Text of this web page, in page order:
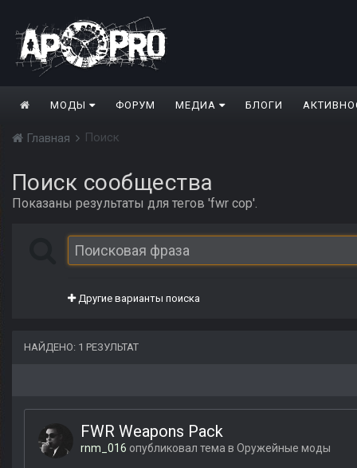
МОДЫ ФОРУМ МЕДИА БЛОГИ
Главная Поиск
Поиск сообщества
Показаны результаты для тегов 'fwr cop'.
Другие варианты поиска
НАЙДЕНО: 1 РЕЗУЛЬТАТ
FWR Weapons Pack
rnm_016 опубликовал тема в Оружейные моды